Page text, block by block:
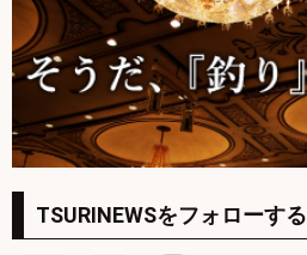
TSURINEWSをフォローする